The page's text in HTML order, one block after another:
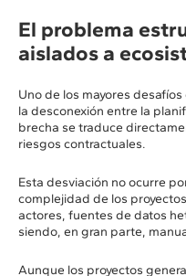
El problema
aislados a
Uno de los mayores
la desconexión entre la
brecha se traduce
riesgos contractuales.
Esta desviación no ocurre
complejidad de los
actores, fuentes de datos
siendo, en gran parte,
Aunque los proyectos